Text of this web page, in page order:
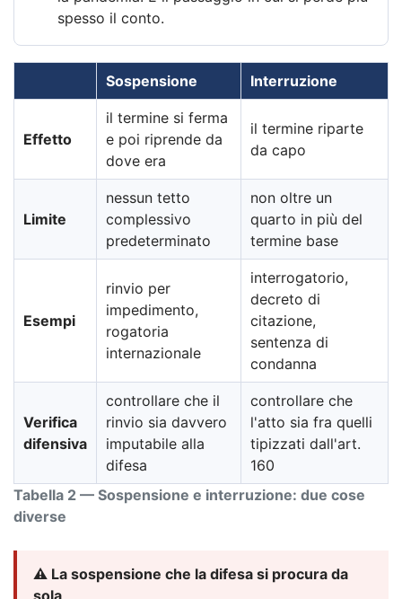
spesso il conto.
Tabella 2 — Sospensione e interruzione: due cose
diverse
Sospensione Interruzione
Effetto
il termine si ferma
e poi riprende da
dove era
il termine riparte
da capo
Limite
nessun tetto
complessivo
predeterminato
non oltre un
quarto in più del
termine base
Esempi
rinvio per
impedimento,
rogatoria
internazionale
interrogatorio,
decreto di
citazione,
sentenza di
condanna
Verifica
difensiva
controllare che il
rinvio sia davvero
imputabile alla
difesa
controllare che
l'atto sia fra quelli
tipizzati dall'art.
160
⚠️ La sospensione che la difesa si procura da
sola